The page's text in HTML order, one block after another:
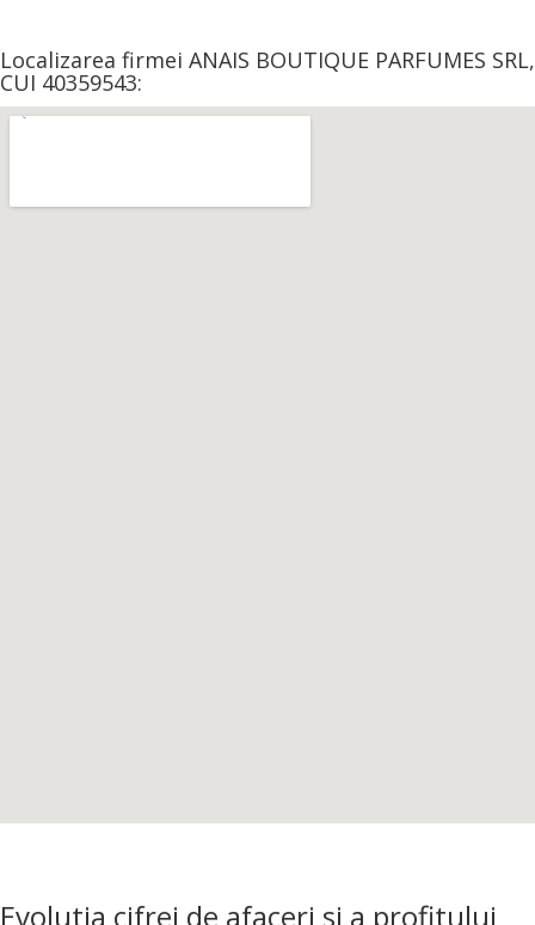
Localizarea firmei ANAIS BOUTIQUE PARFUMES SRL,
CUI 40359543:
Evolutia cifrei de afaceri si a profitului